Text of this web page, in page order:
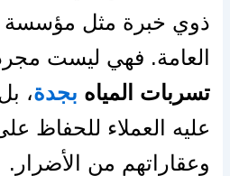
ذوي خبرة مثل مؤسسة
العامة. فهي ليست
تسربات المياه بجدة،
عليه العملاء للحفاظ
وعقاراتهم من الأضرار.